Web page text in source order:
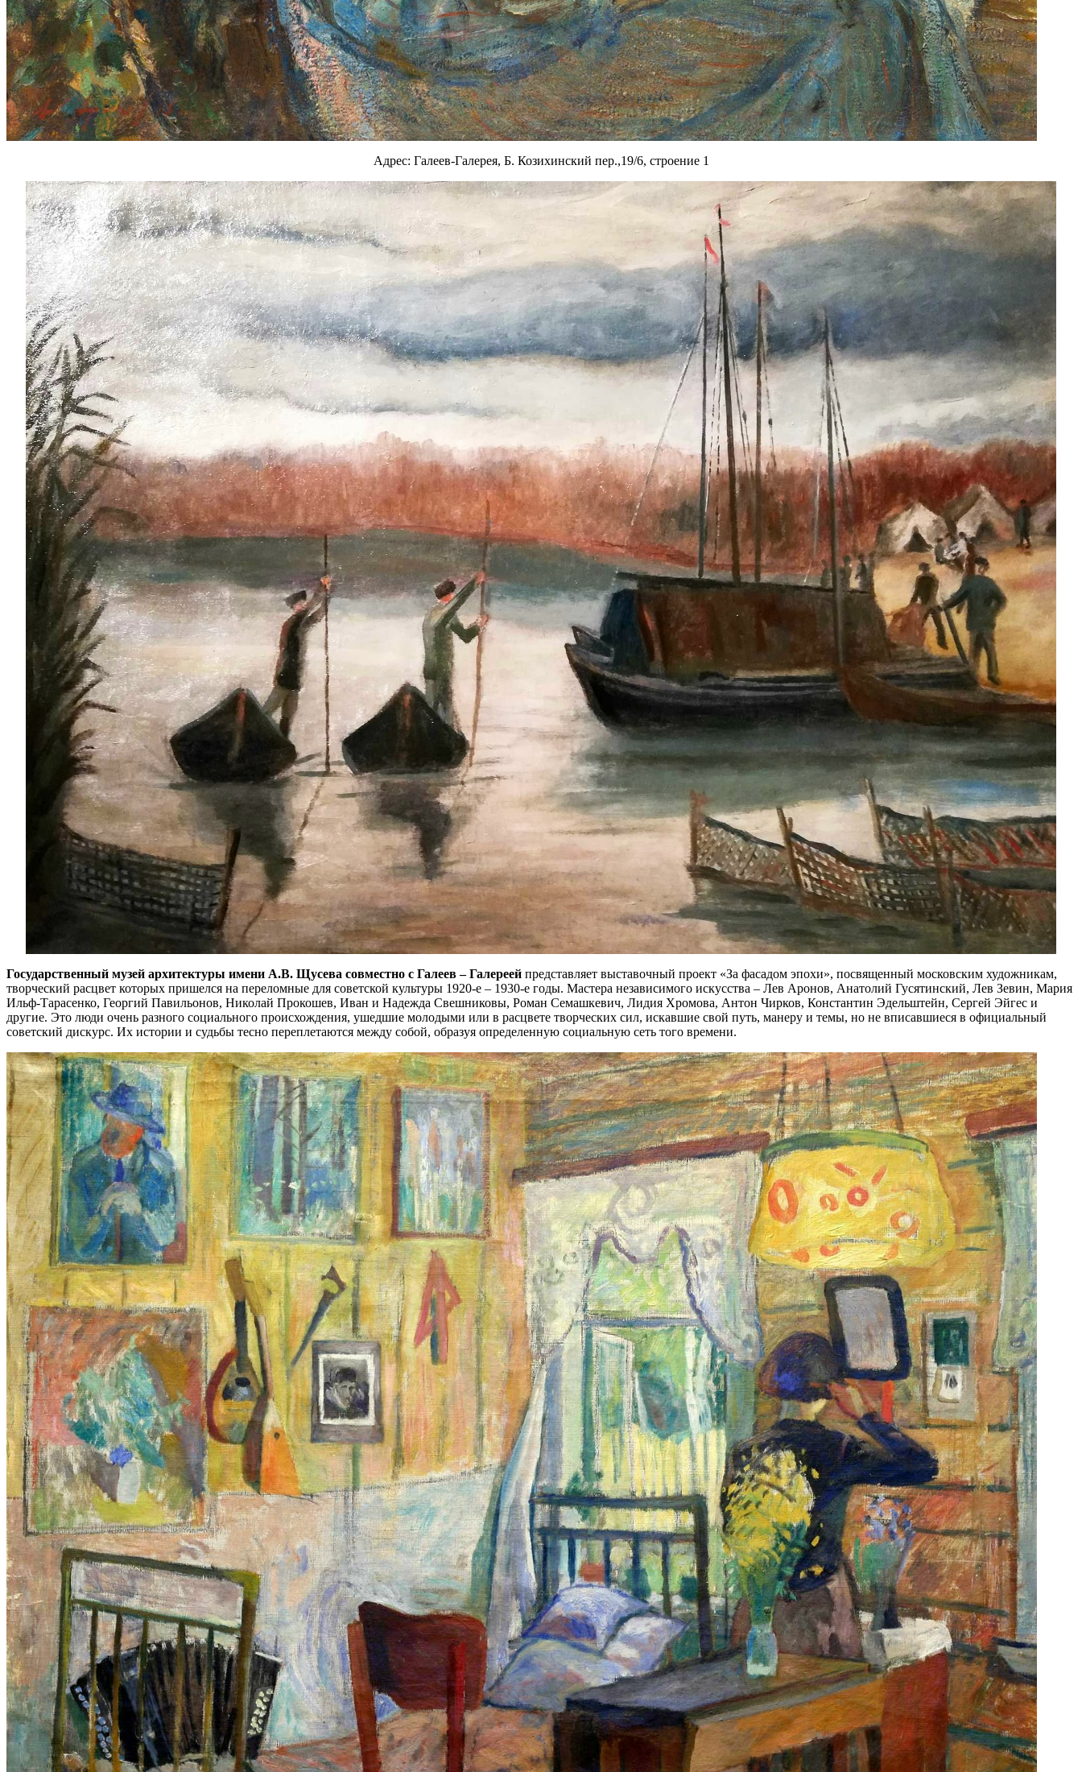
Адрес: Галеев-Галерея, Б. Козихинский пер.,19/6, строение 1
Государственный музей архитектуры имени А.В. Щусева совместно с Галеев – Галереей представляет выставочный проект «За фасадом эпохи», посвященный московским художникам,
творческий расцвет которых пришелся на переломные для советской культуры 1920-е – 1930-е годы. Мастера независимого искусства – Лев Аронов, Анатолий Гусятинский, Лев Зевин, Мария
Ильф-Тарасенко, Георгий Павильонов, Николай Прокошев, Иван и Надежда Свешниковы, Роман Семашкевич, Лидия Хромова, Антон Чирков, Константин Эдельштейн, Сергей Эйгес и
другие. Это люди очень разного социального происхождения, ушедшие молодыми или в расцвете творческих сил, искавшие свой путь, манеру и темы, но не вписавшиеся в официальный
советский дискурс. Их истории и судьбы тесно переплетаются между собой, образуя определенную социальную сеть того времени.